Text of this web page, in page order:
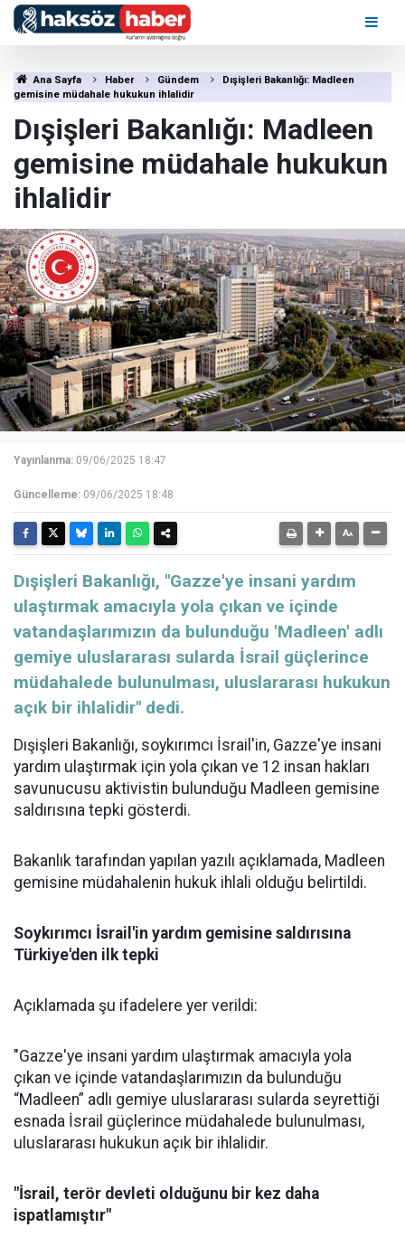
Ana Sayfa Haber Gündem
Dışişleri Bakanlığı: Madleen
gemisine müdahale hukukun ihlalidir
Dışişleri Bakanlığı: Madleen
gemisine müdahale hukukun
ihlalidir
Yayınlanma: 09/06/2025 18:47
Güncelleme: 09/06/2025 18:48
Dışişleri Bakanlığı, "Gazze'ye insani yardım
ulaştırmak amacıyla yola çıkan ve içinde
vatandaşlarımızın da bulunduğu 'Madleen' adlı
gemiye uluslararası sularda İsrail güçlerince
müdahalede bulunulması, uluslararası hukukun
açık bir ihlalidir" dedi.
Dışişleri Bakanlığı, soykırımcı İsrail'in, Gazze'ye insani
yardım ulaştırmak için yola çıkan ve 12 insan hakları
savunucusu aktivistin bulunduğu Madleen gemisine
saldırısına tepki gösterdi.
Bakanlık tarafından yapılan yazılı açıklamada, Madleen
gemisine müdahalenin hukuk ihlali olduğu belirtildi.
Soykırımcı İsrail'in yardım gemisine saldırısına
Türkiye'den ilk tepki
Açıklamada şu ifadelere yer verildi:
"Gazze'ye insani yardım ulaştırmak amacıyla yola
çıkan ve içinde vatandaşlarımızın da bulunduğu
“Madleen” adlı gemiye uluslararası sularda seyrettiği
esnada İsrail güçlerince müdahalede bulunulması,
uluslararası hukukun açık bir ihlalidir.
"İsrail, terör devleti olduğunu bir kez daha
ispatlamıştır"